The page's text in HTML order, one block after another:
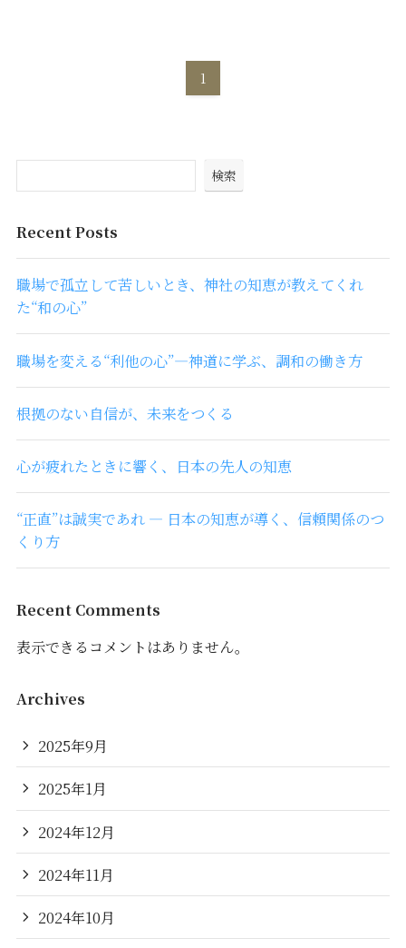
1
検索
Recent Posts
職場で孤立して苦しいとき、神社の知恵が教えてくれ
た“和の心”
職場を変える“利他の心”―神道に学ぶ、調和の働き方
根拠のない自信が、未来をつくる
心が疲れたときに響く、日本の先人の知恵
“正直”は誠実であれ ― 日本の知恵が導く、信頼関係のつ
くり方
Recent Comments
表示できるコメントはありません。
Archives
2025年9月
2025年1月
2024年12月
2024年11月
2024年10月